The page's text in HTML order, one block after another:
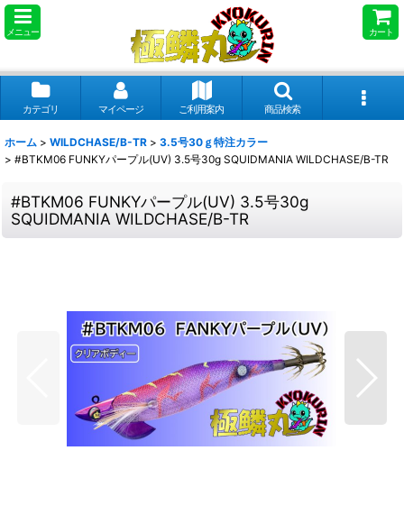
メニュー カート
カテゴリ マイページ ご利用案内 商品検索
ホーム > WILDCHASE/B-TR > 3.5号30ｇ特注カラー
> #BTKM06 FUNKYパープル(UV) 3.5号30g SQUIDMANIA WILDCHASE/B-TR
#BTKM06 FUNKYパープル(UV) 3.5号30g
SQUIDMANIA WILDCHASE/B-TR